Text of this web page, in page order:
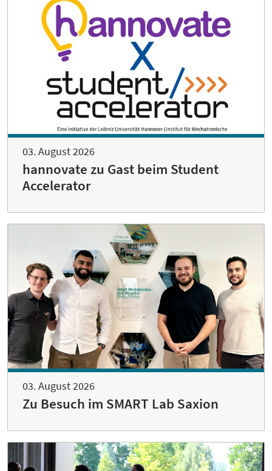
03. August 2026
hannovate zu Gast beim Student
Accelerator
03. August 2026
Zu Besuch im SMART Lab Saxion